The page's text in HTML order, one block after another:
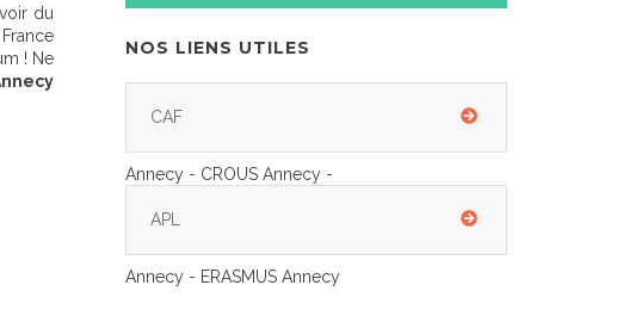
du
! Ne
NOS LIENS UTILES
CAF
Annecy - CROUS Annecy -
APL
Annecy - ERASMUS Annecy